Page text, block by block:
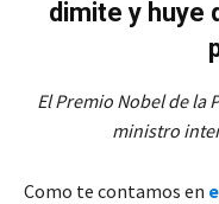
dimite y huye
El Premio Nobel de la
ministro
Como te contamos en